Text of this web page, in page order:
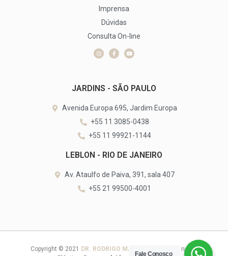
Imprensa
Dúvidas
Consulta On-line
JARDINS - SÃO PAULO
Avenida Europa 695, Jardim Europa
+55 11 3085-0438
+55 11 99921-1144
LEBLON - RIO DE JANEIRO
Av. Ataulfo de Paiva, 391, sala 407
+55 21 99500-4001
Copyright © 2021 DR. RODRIGO MANGARAVITE
– Cirurgia
Fale Conosco